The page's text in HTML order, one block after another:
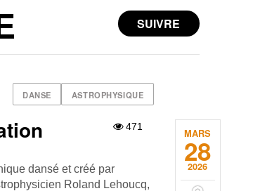
SUIVRE
DANSE ASTROPHYSIQUE
MARS
28
2026
471
dansé et créé par
Roland Lehoucq,